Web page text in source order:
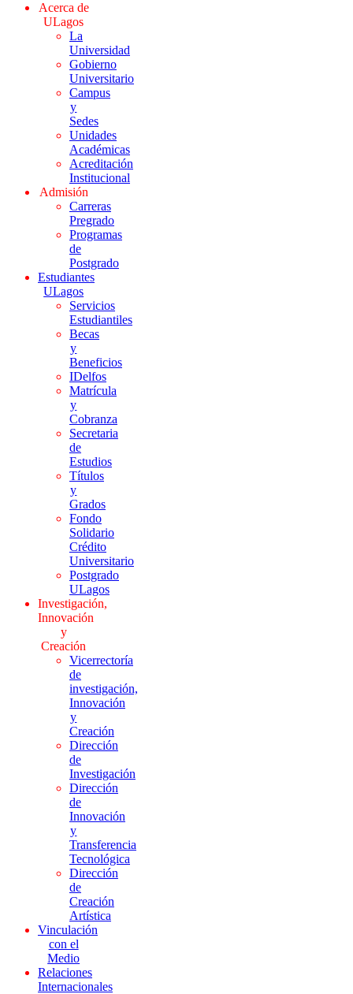
Acerca de
ULagos
La
Universidad
Gobierno
Universitario
Campus
y
Sedes
Unidades
Académicas
Acreditación
Institucional
Admisión
Carreras
Pregrado
Programas
de
Postgrado
Estudiantes
ULagos
Servicios
Estudiantiles
Becas
y
Beneficios
IDelfos
Matrícula
y
Cobranza
Secretaria
de
Estudios
Títulos
y
Grados
Fondo
Solidario
Crédito
Universitario
Postgrado
ULagos
Investigación,
Innovación
y
Creación
Vicerrectoría
de
investigación,
Innovación
y
Creación
Dirección
de
Investigación
Dirección
de
Innovación
y
Transferencia
Tecnológica
Dirección
de
Creación
Artística
Vinculación
con el
Medio
Relaciones
Internacionales